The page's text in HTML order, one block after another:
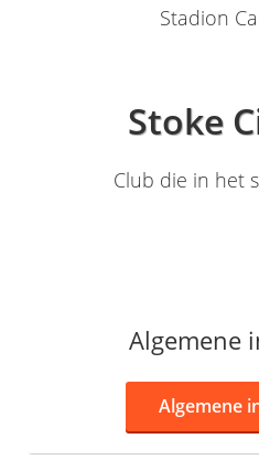
Stadion
Stoke
Club die in het
Algemene
Algemene